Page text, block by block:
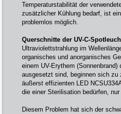
Temperaturstabilität der
zusätzlicher Kühlung bedarf, ist
problemlos möglich.
Querschnitte der UV-C-
Ultraviolettstrahlung im
organisches und anorganisches
einem UV-Erythem
ausgesetzt sind, beginnen sich
äußerst effizienten LED
die einer Sterilisation bedürfen,
Diesem Problem hat sich der